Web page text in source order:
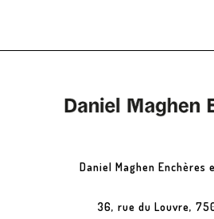
Daniel Maghen Enchères
36, rue du Louvre,